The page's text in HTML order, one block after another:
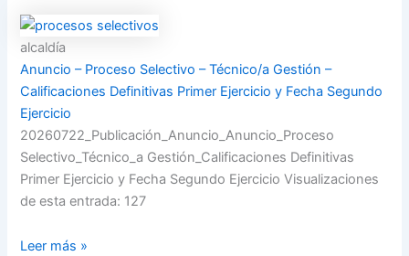
alcaldía
Anuncio – Proceso Selectivo – Técnico/a Gestión –
Calificaciones Definitivas Primer Ejercicio y Fecha Segundo
Ejercicio
20260722_Publicación_Anuncio_Anuncio_Proceso
Selectivo_Técnico_a Gestión_Calificaciones Definitivas
Primer Ejercicio y Fecha Segundo Ejercicio Visualizaciones
de esta entrada: 127
Leer más »